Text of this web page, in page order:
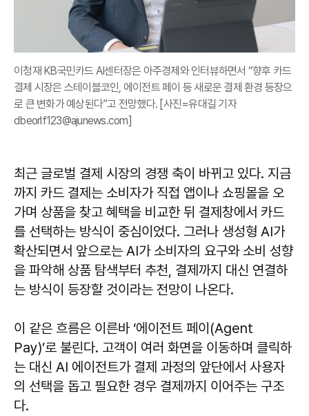
이청재 KB국민카드 AI센터장은 아주경제와 인터뷰하면서 “향후 카드
결제 시장은 스테이블코인, 에이전트 페이 등 새로운 결제 환경 등장으
로 큰 변화가 예상된다”고 전망했다. [사진=유대길 기자
dbeorlf123@ajunews.com]
최근 글로벌 결제 시장의 경쟁 축이 바뀌고 있다. 지금
까지 카드 결제는 소비자가 직접 앱이나 쇼핑몰을 오
가며 상품을 찾고 혜택을 비교한 뒤 결제창에서 카드
를 선택하는 방식이 중심이었다. 그러나 생성형 AI가
확산되면서 앞으로는 AI가 소비자의 요구와 소비 성향
을 파악해 상품 탐색부터 추천, 결제까지 대신 연결하
는 방식이 등장할 것이라는 전망이 나온다.
이 같은 흐름은 이른바 ‘에이전트 페이(Agent
Pay)’로 불린다. 고객이 여러 화면을 이동하며 클릭하
는 대신 AI 에이전트가 결제 과정의 앞단에서 사용자
의 선택을 돕고 필요한 경우 결제까지 이어주는 구조
다.